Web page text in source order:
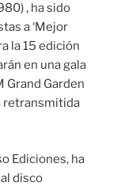
, ha sido
a ‘Mejor
la 15 edición
en una gala
Grand Garden
retransmitida
Ediciones, ha
disco